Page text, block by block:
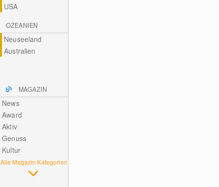
USA
OZEANIEN
Neuseeland
Australien
MAGAZIN
News
Award
Aktiv
Genuss
Kultur
Alle Magazin Kategorien